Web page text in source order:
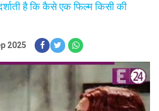
है कि कैसे एक फिल्म किसी की
2025